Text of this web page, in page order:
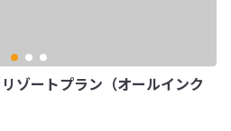
ゾートプラン（オールインク